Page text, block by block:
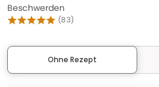
Beschwerden
(83)
Ohne Rezept